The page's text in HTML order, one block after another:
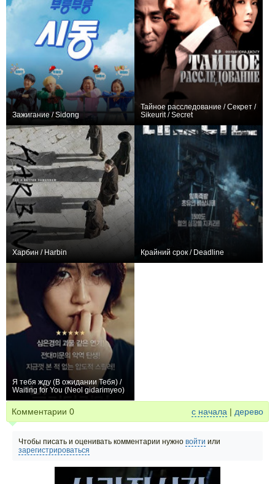
Зажигание / Sidong
Тайное расследование / Секрет /
Sikeurit / Secret
Харбин / Harbin Крайний срок / Deadline
Я тебя жду (В ожидании Тебя) /
Waiting for You (Neol gidarimyeo)
Комментарии 0 с начала | дерево
Чтобы писать и оценивать комментарии нужно войти или
зарегистрироваться